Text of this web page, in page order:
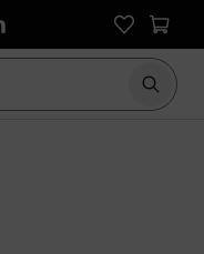
Suche
26 Kundenbewertungen